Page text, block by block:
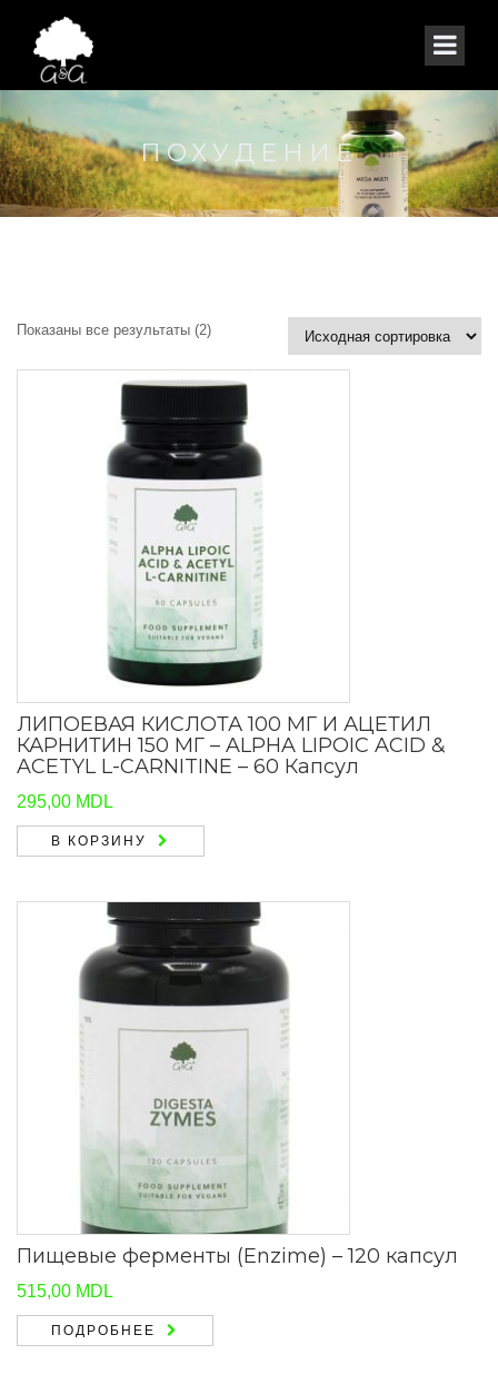
ПОХУДЕНИЕ
Показаны все результаты (2)
ЛИПОЕВАЯ КИСЛОТА 100 МГ И АЦЕТИЛ
КАРНИТИН 150 МГ – ALPHA LIPOIC ACID &
ACETYL L-CARNITINE – 60 Капсул
295,00 MDL
В КОРЗИНУ
Пищевые ферменты (Enzime) – 120 капсул
515,00 MDL
ПОДРОБНЕЕ